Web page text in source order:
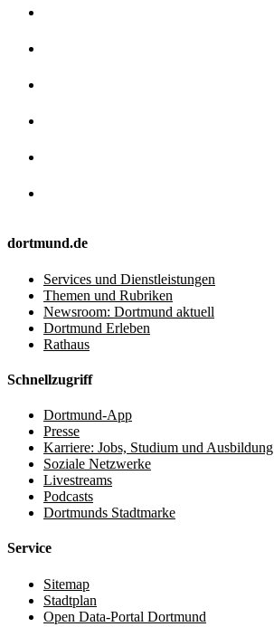
dortmund.de
Services und Dienstleistungen
Themen und Rubriken
Newsroom: Dortmund aktuell
Dortmund Erleben
Rathaus
Schnellzugriff
Dortmund-App
Presse
Karriere: Jobs, Studium und Ausbildung
Soziale Netzwerke
Livestreams
Podcasts
Dortmunds Stadtmarke
Service
Sitemap
Stadtplan
Open Data-Portal Dortmund